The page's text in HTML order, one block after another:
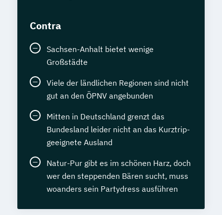
Contra
Sachsen-Anhalt bietet wenige
Großstädte
Viele der ländlichen Regionen sind nicht
gut an den ÖPNV angebunden
Mitten in Deutschland grenzt das
Bundesland leider nicht an das Kurztrip-
geeignete Ausland
Natur-Pur gibt es im schönen Harz, doch
wer den steppenden Bären sucht, muss
woanders sein Partydress ausführen